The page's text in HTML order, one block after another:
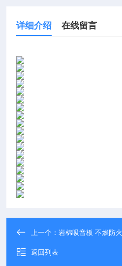
详细介绍 在线留言
上一个：岩棉吸音板 不燃防火材料
返回列表